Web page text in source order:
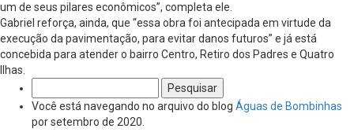
um de seus pilares econômicos”, completa ele.
Gabriel reforça, ainda, que “essa obra foi antecipada em virtude da
execução da pavimentação, para evitar danos futuros” e já está
concebida para atender o bairro Centro, Retiro dos Padres e Quatro
Ilhas.
por:
Você está navegando no arquivo do blog Águas de Bombinhas
por setembro de 2020.